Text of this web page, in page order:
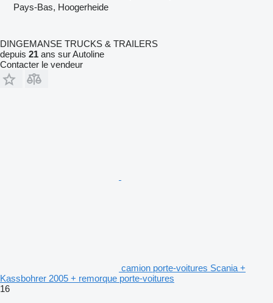
Pays-Bas, Hoogerheide
DINGEMANSE TRUCKS & TRAILERS
depuis 21 ans sur Autoline
Contacter le vendeur
camion porte-voitures Scania +
Kassbohrer 2005 + remorque porte-voitures
16